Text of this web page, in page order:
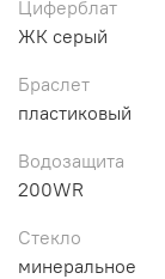
Циферблат
ЖК серый
Браслет
пластиковый
Водозащита
200WR
Стекло
минеральное